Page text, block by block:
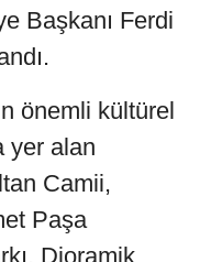
Başkanı Ferdi
önemli kültürel
yer alan
Camii,
Paşa
Dioramik